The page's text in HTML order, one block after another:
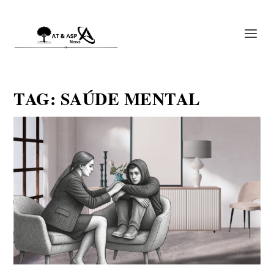
TAG: SAÚDE MENTAL